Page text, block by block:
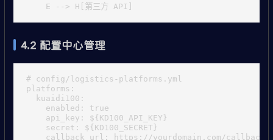
4.2 配置中心管理
# config/logistics-platforms.yml
platforms:
  kuaidi100:
    enabled: true
    api_key: ${KD100_API_KEY}
    secret: ${KD100_SECRET}
callback_url: https://yourdomain.com/callback/